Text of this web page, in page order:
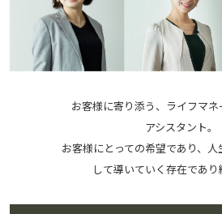
お客様に寄り添う、ライフマ
アシスタント。
お客様にとっての希望であり、
して導いていく存在であり